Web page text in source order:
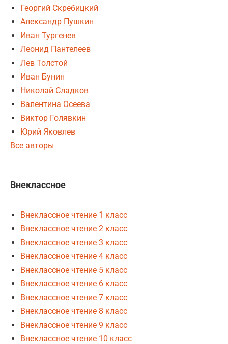
Георгий Скребицкий
Александр Пушкин
Иван Тургенев
Леонид Пантелеев
Лев Толстой
Иван Бунин
Николай Сладков
Валентина Осеева
Виктор Голявкин
Юрий Яковлев
Все авторы
Внеклассное
Внеклассное чтение 1 класс
Внеклассное чтение 2 класс
Внеклассное чтение 3 класс
Внеклассное чтение 4 класс
Внеклассное чтение 5 класс
Внеклассное чтение 6 класс
Внеклассное чтение 7 класс
Внеклассное чтение 8 класс
Внеклассное чтение 9 класс
Внеклассное чтение 10 класс